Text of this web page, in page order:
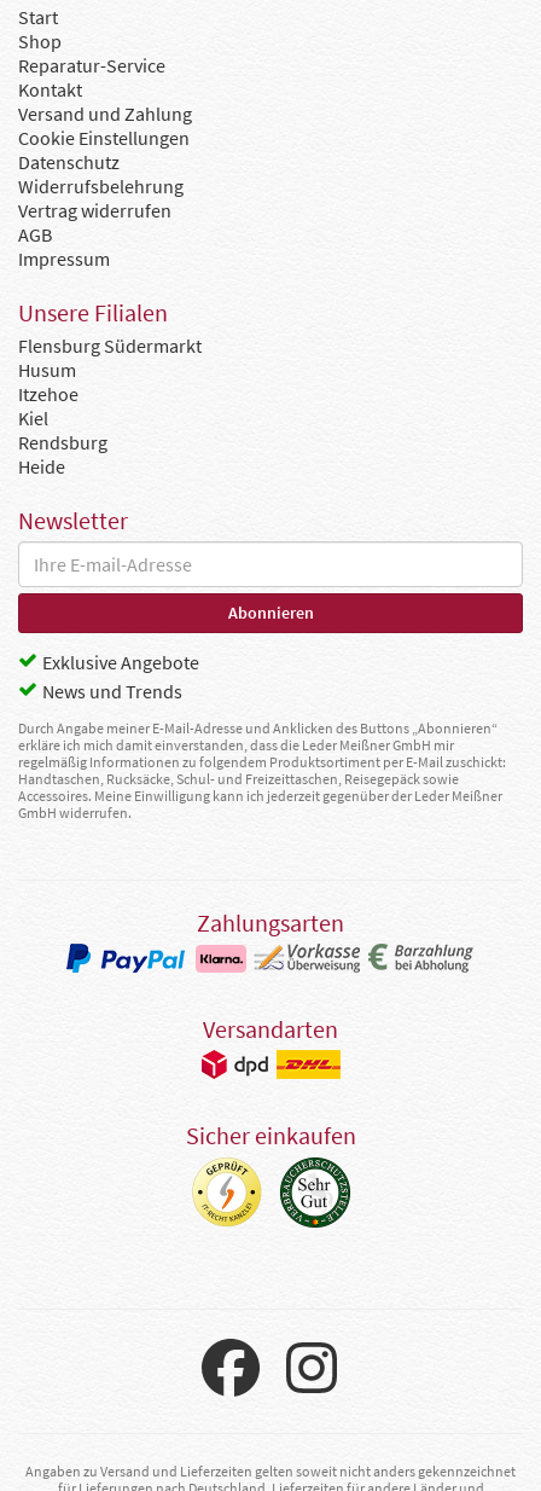
Start
Shop
Reparatur-Service
Kontakt
Versand und Zahlung
Cookie Einstellungen
Datenschutz
Widerrufsbelehrung
Vertrag widerrufen
AGB
Impressum
Unsere Filialen
Flensburg Südermarkt
Husum
Itzehoe
Kiel
Rendsburg
Heide
Newsletter
Exklusive Angebote
News und Trends
Durch Angabe meiner E-Mail-Adresse und Anklicken des Buttons „Abonnieren“
erkläre ich mich damit einverstanden, dass die Leder Meißner GmbH mir
regelmäßig Informationen zu folgendem Produktsortiment per E-Mail zuschickt:
Handtaschen, Rucksäcke, Schul- und Freizeittaschen, Reisegepäck sowie
Accessoires. Meine Einwilligung kann ich jederzeit gegenüber der Leder Meißner
GmbH widerrufen.
Zahlungsarten
Versandarten
Sicher einkaufen
Angaben zu Versand und Lieferzeiten gelten soweit nicht anders gekennzeichnet